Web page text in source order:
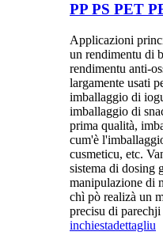
PP PS PET
Applicazioni
un rendimentu di
rendimentu anti-
largamente usati
imballaggio di
imballaggio di
prima qualità,
cum'è
cusmeticu, etc.
sistema di dosing
manipulazione di
chì pò realizà un
precisu di
inchiestadettagliu